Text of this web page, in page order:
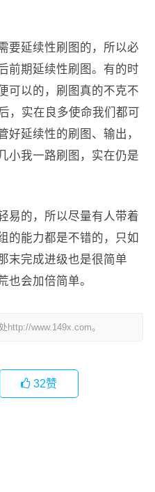
要延续性刷图的，所以必
前期延续性刷图。有的时
可以的，刷图真的不克不
，实在良多使命我们都可
好延续性的刷图、输出，
小我一路刷图，实在仍是
易的，所以尽量有人带着
的能力都是不错的，只如
末完成进级也是很简单
也会加倍简单。
http://www.149x.com。
32赞